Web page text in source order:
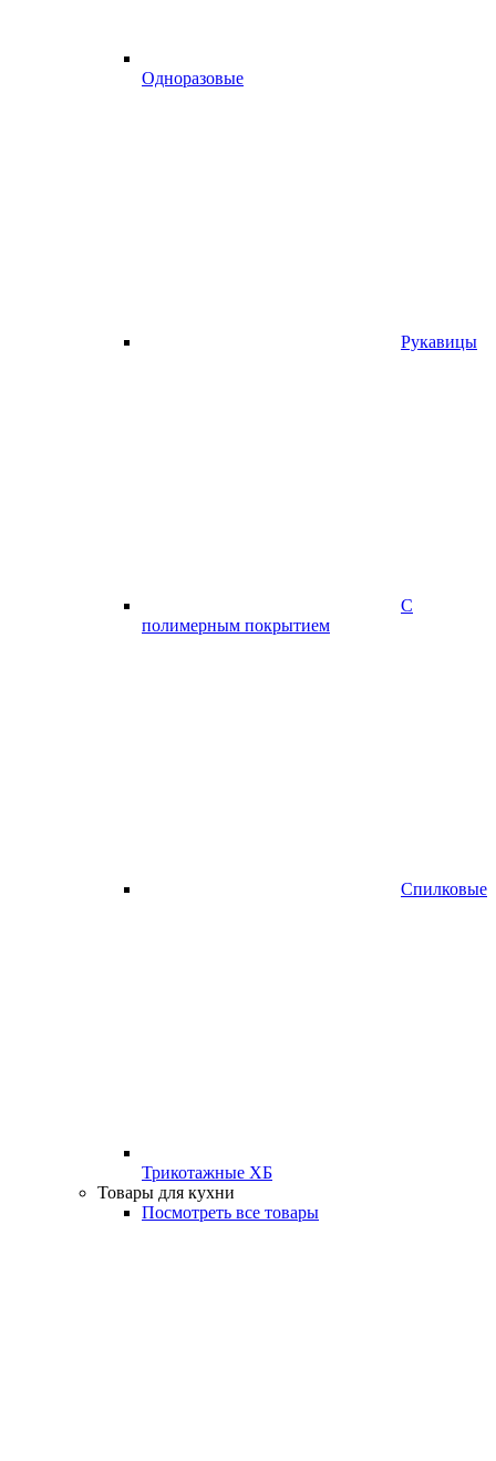
Одноразовые
Рукавицы
С
полимерным покрытием
Спилковые
Трикотажные ХБ
Товары для кухни
Посмотреть все товары